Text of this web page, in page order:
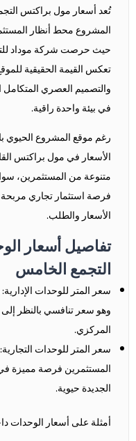
تُعد أسعار مول براكتس
المشروع محط أنظار
حيث حرصت شركة موداد
تعكس القيمة الحقيقية
والتصميم العصري المتكامل
في بيئة واحدة راقية.
رغم موقع المشروع الحيوي
الأسعار في مول براكتس
متنوعة من المستثمرين،
فرصة استثمار تجاري
الأسعار والطلب.
تفاصيل أسعار
التجمع الخامس
وهو سعر تنافسي بالنظر
المركزي.
المستثمرين فرصة مميزة
الجديدة حيوية.
أمثلة على أسعار الوحدات